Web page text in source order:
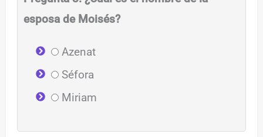
esposa de Moisés?
Azenat
Séfora
Miriam